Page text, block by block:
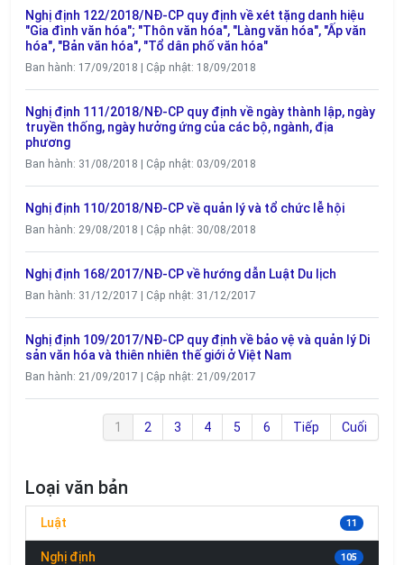
Nghị định 122/2018/NĐ-CP quy định về xét tặng danh hiệu
"Gia đình văn hóa"; "Thôn văn hóa", "Làng văn hóa", "Ấp văn
hóa", "Bản văn hóa", "Tổ dân phố văn hóa"
Ban hành: 17/09/2018 | Cập nhật: 18/09/2018
Nghị định 111/2018/NĐ-CP quy định về ngày thành lập, ngày
truyền thống, ngày hưởng ứng của các bộ, ngành, địa
phương
Ban hành: 31/08/2018 | Cập nhật: 03/09/2018
Nghị định 110/2018/NĐ-CP về quản lý và tổ chức lễ hội
Ban hành: 29/08/2018 | Cập nhật: 30/08/2018
Nghị định 168/2017/NĐ-CP về hướng dẫn Luật Du lịch
Ban hành: 31/12/2017 | Cập nhật: 31/12/2017
Nghị định 109/2017/NĐ-CP quy định về bảo vệ và quản lý Di
sản văn hóa và thiên nhiên thế giới ở Việt Nam
Ban hành: 21/09/2017 | Cập nhật: 21/09/2017
1 2 3 4 5 6 Tiếp Cuối
Loại văn bản
Luật 11
Nghị định 105